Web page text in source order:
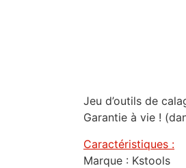
Jeu d’outils de
Garantie à vie !
Caractéristiques :
Marque : Kstools